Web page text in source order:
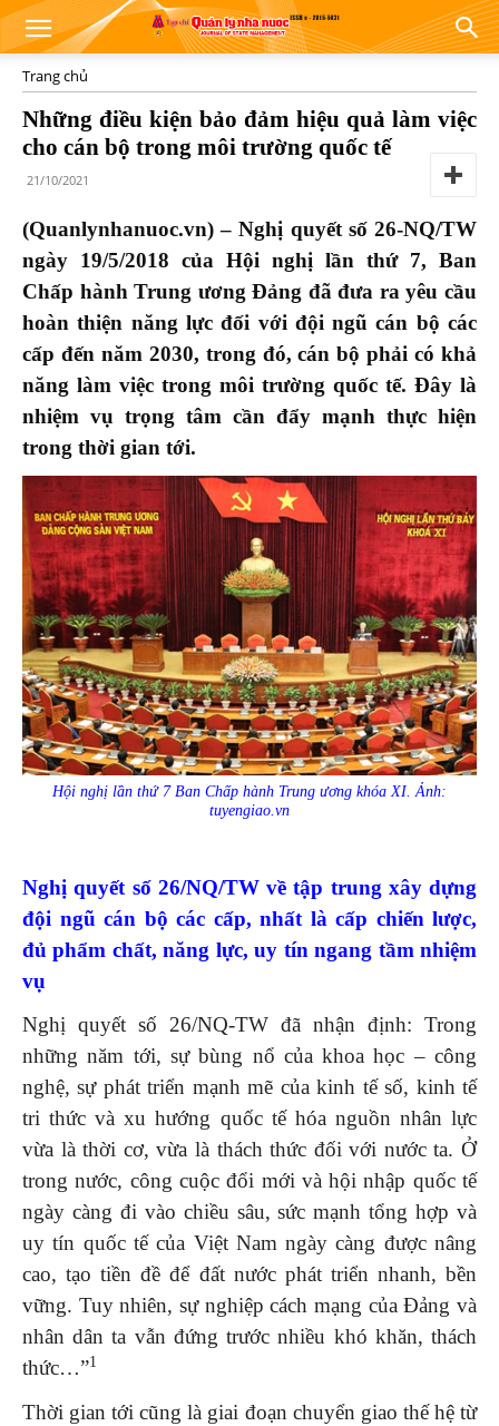
Trang chủ
Những điều kiện bảo đảm hiệu quả làm việc
cho cán bộ trong môi trường quốc tế
21/10/2021
(Quanlynhanuoc.vn) – Nghị quyết số 26-NQ/TW
ngày 19/5/2018 của Hội nghị lần thứ 7, Ban
Chấp hành Trung ương Đảng đã đưa ra yêu cầu
hoàn thiện năng lực đối với đội ngũ cán bộ các
cấp đến năm 2030, trong đó, cán bộ phải có khả
năng làm việc trong môi trường quốc tế. Đây là
nhiệm vụ trọng tâm cần đẩy mạnh thực hiện
trong thời gian tới.
Hội nghị lần thứ 7 Ban Chấp hành Trung ương khóa XI. Ảnh:
tuyengiao.vn
Nghị quyết số 26/NQ/TW về tập trung xây dựng
đội ngũ cán bộ các cấp, nhất là cấp chiến lược,
đủ phẩm chất, năng lực, uy tín ngang tầm nhiệm
vụ
Nghị quyết số 26/NQ-TW đã nhận định: Trong
những năm tới, sự bùng nổ của khoa học – công
nghệ, sự phát triển mạnh mẽ của kinh tế số, kinh tế
tri thức và xu hướng quốc tế hóa nguồn nhân lực
vừa là thời cơ, vừa là thách thức đối với nước ta. Ở
trong nước, công cuộc đổi mới và hội nhập quốc tế
ngày càng đi vào chiều sâu, sức mạnh tổng hợp và
uy tín quốc tế của Việt Nam ngày càng được nâng
cao, tạo tiền đề để đất nước phát triển nhanh, bền
vững. Tuy nhiên, sự nghiệp cách mạng của Đảng và
nhân dân ta vẫn đứng trước nhiều khó khăn, thách
thức…”1
Thời gian tới cũng là giai đoạn chuyển giao thế hệ từ